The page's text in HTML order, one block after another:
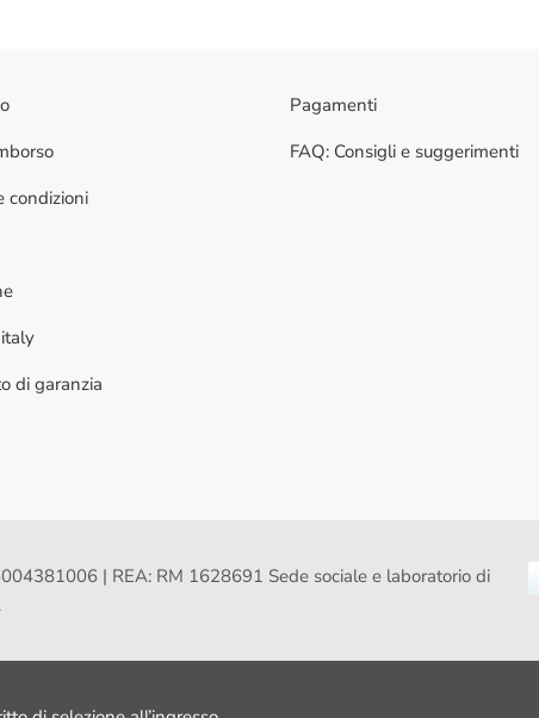
condizioni
di garanzia
Pagamenti
FAQ: Consigli e suggerimenti
| REA: RM 1628691 Sede sociale e laboratorio di